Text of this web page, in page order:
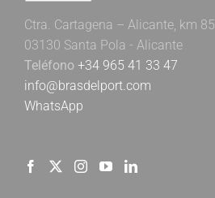
Ctra. Cartagena – Alicante, km 85
03130 Santa Pola - Alicante
Teléfono +34 965 41 33 47
info@brasdelport.com
WhatsApp